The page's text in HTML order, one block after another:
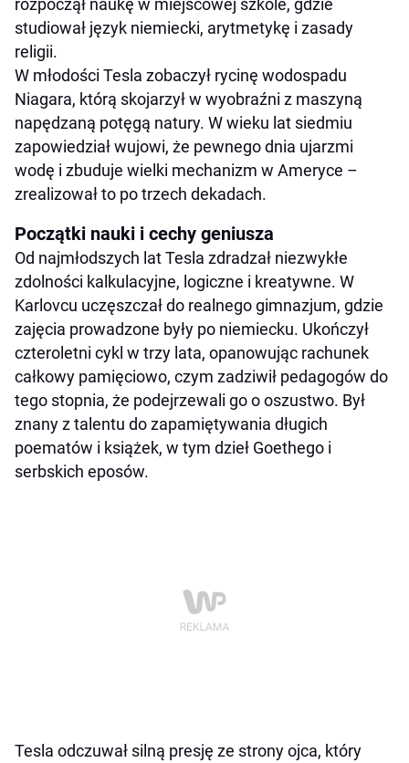
studiował język niemiecki, arytmetykę i zasady
religii.
W młodości Tesla zobaczył rycinę wodospadu
Niagara, którą skojarzył w wyobraźni z maszyną
napędzaną potęgą natury. W wieku lat siedmiu
zapowiedział wujowi, że pewnego dnia ujarzmi
wodę i zbuduje wielki mechanizm w Ameryce –
zrealizował to po trzech dekadach.
Początki nauki i cechy geniusza
Od najmłodszych lat Tesla zdradzał niezwykłe
zdolności kalkulacyjne, logiczne i kreatywne. W
Karlovcu uczęszczał do realnego gimnazjum, gdzie
zajęcia prowadzone były po niemiecku. Ukończył
czteroletni cykl w trzy lata, opanowując rachunek
całkowy pamięciowo, czym zadziwił pedagogów do
tego stopnia, że podejrzewali go o oszustwo. Był
znany z talentu do zapamiętywania długich
poematów i książek, w tym dzieł Goethego i
serbskich eposów.
Tesla odczuwał silną presję ze strony ojca, który